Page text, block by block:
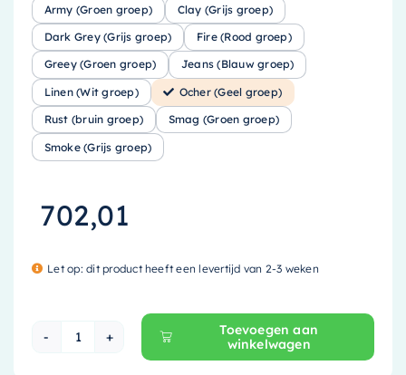
Army (Groen groep) Clay (Grijs groep)
Dark Grey (Grijs groep) Fire (Rood groep)
Greey (Groen groep) Jeans (Blauw groep)
Linen (Wit groep) Ocher (Geel groep)
Rust (bruin groep) Smag (Groen groep)
Smoke (Grijs groep)
702,01
Let op: dit product heeft een levertijd van 2-3 weken
Mondiaz EASY Nis - 149.5x29.5cm - solid
Toevoegen aan
winkelwagen